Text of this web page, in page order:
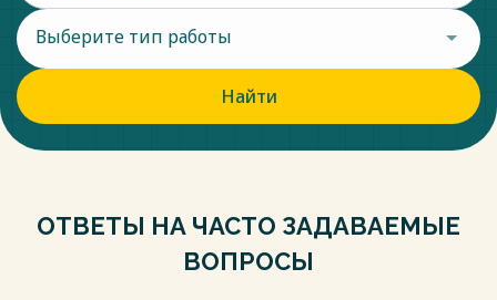
Выберите тип работы
Найти
ОТВЕТЫ НА ЧАСТО ЗАДАВАЕМЫЕ
ВОПРОСЫ